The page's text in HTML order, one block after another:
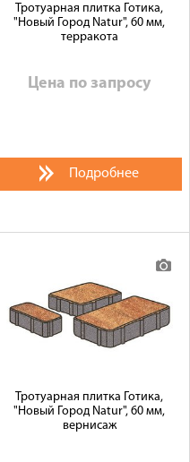
Тротуарная плитка Готика,
"Новый Город Natur", 60 мм,
терракота
Цена по запросу
Подробнее
Тротуарная плитка Готика,
"Новый Город Natur", 60 мм,
вернисаж